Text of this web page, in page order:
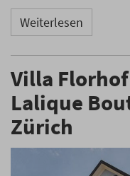
Weiterlesen
Villa
Lalique
Zürich